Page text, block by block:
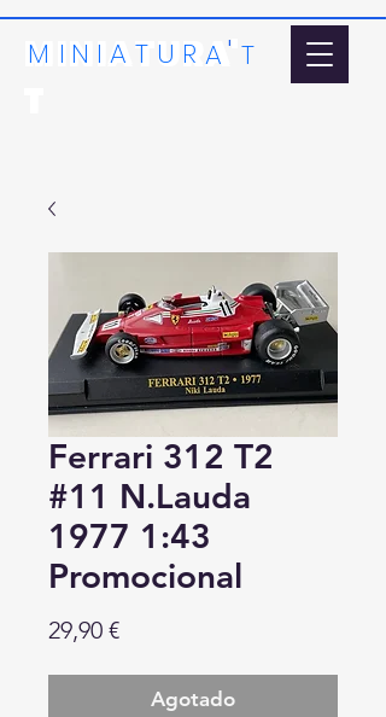
MINIATURA'
MINIAT URA T
'
Ferrari 312 T2
#11 N.Lauda
1977 1:43
Promocional
29,90 €Precio
Agotado